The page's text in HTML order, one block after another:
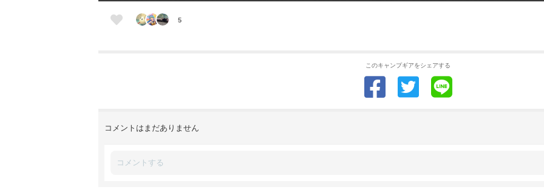
5
このキャンプギアをシェアする
コメントはまだありません